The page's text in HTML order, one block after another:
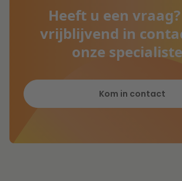
Heeft u een
vrijblijvend in
onze
Kom in contact